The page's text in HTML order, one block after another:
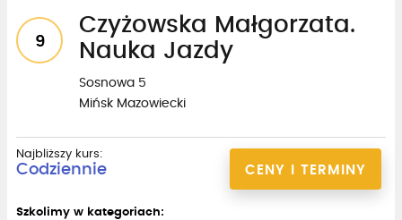
9
Czyżowska Małgorzata.
Nauka Jazdy
Sosnowa 5
Mińsk Mazowiecki
CENY I TERMINY
Najbliższy kurs:
Codziennie
Szkolimy w kategoriach: